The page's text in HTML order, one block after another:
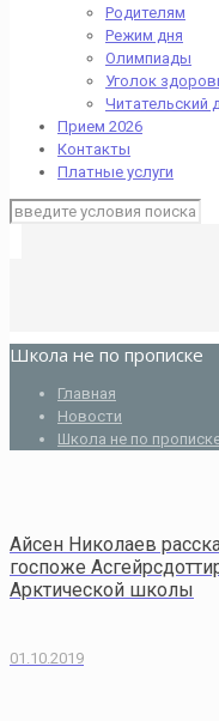
Родителям
Режим дня
Олимпиады
Уголок
Читательский
Прием 2026
Контакты
Платные услуги
Школа не по прописке
Главная
Новости
Школа не по
Айсен Николаев
госпоже
Арктической школы
01.10.2019